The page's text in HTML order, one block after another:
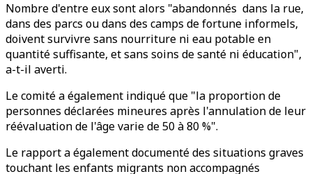
Nombre d'entre eux sont alors "abandonnés dans la rue,
dans des parcs ou dans des camps de fortune informels,
doivent survivre sans nourriture ni eau potable en
quantité suffisante, et sans soins de santé ni éducation",
a-t-il averti.
Le comité a également indiqué que "la proportion de
personnes déclarées mineures après l'annulation de leur
réévaluation de l'âge varie de 50 à 80 %".
Le rapport a également documenté des situations graves
touchant les enfants migrants non accompagnés